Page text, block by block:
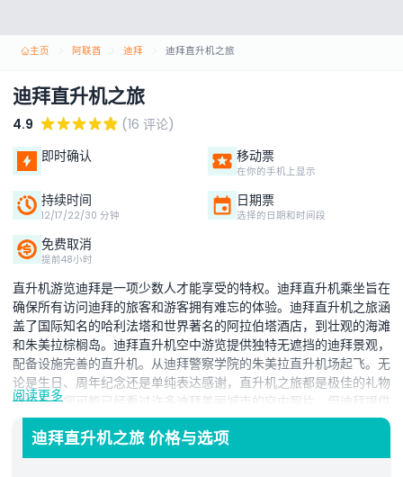
主页 阿联酋 迪拜 迪拜直升机之旅
迪拜直升机之旅
4.9
(16 评论)
即时确认
移动票
在你的手机上显示
持续时间
12/17/22/30 分钟
日期票
选择的日期和时间段
免费取消
提前48小时
直升机游览迪拜是一项少数人才能享受的特权。迪拜直升机乘坐旨在
确保所有访问迪拜的旅客和游客拥有难忘的体验。迪拜直升机之旅涵
盖了国际知名的哈利法塔和世界著名的阿拉伯塔酒店，到壮观的海滩
和朱美拉棕榈岛。迪拜直升机空中游览提供独特无遮挡的迪拜景观，
配备设施完善的直升机。从迪拜警察学院的朱美拉直升机场起飞。无
论是生日、周年纪念还是单纯表达感谢，直升机之旅都是极佳的礼物
或惊喜。您可能已经看过许多迪拜美丽城市的空中照片，但迪拜提供
了通过直升机之旅探索这座标志性城市的机会。抓住这个机会，成为
迪拜最具标志性的空中游之一的一员。这趟 12 分钟的标志性直升机
游从迪拜警察学院起航。欣赏世界著名的人造岛屿棕榈岛、世界上最
阅读更多
迪拜直升机之旅 价格与选项